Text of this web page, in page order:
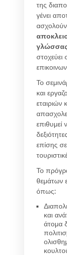
της
γένει
Το
και
εταιριών
επιθυμεί
επίσης
Το
θεμάτων
όπως:
και
άτομα